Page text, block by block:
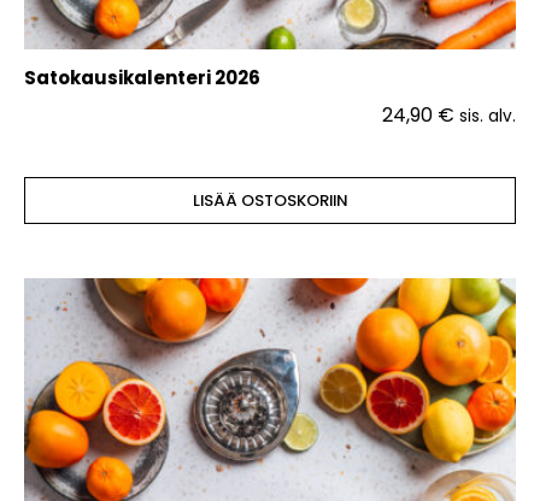
Satokausikalenteri 2026
24,90 € sis. alv.
LISÄÄ OSTOSKORIIN